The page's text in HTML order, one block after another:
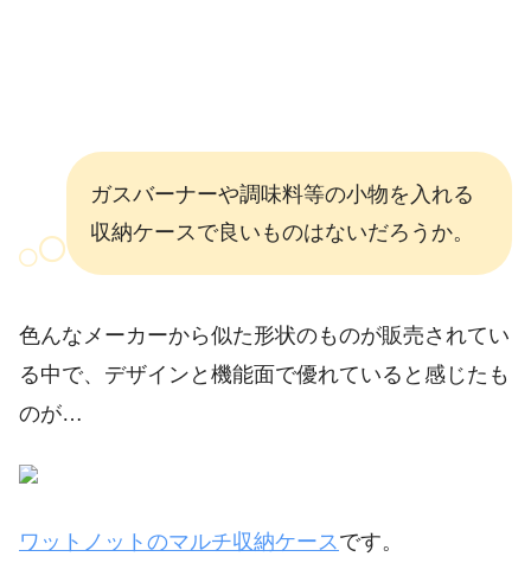
ガスバーナーや調味料等の小物を入れる
収納ケースで良いものはないだろうか。
色んなメーカーから似た形状のものが販売されてい
る中で、デザインと機能面で優れていると感じたも
のが…
ワットノットのマルチ収納ケースです。